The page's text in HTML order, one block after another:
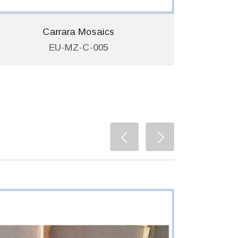
Carrara Mosaics
EU-MZ-C-005